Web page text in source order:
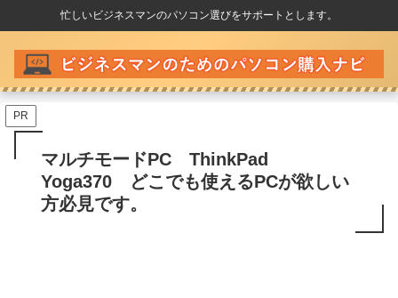
忙しいビジネスマンのパソコン選びをサポートとします。
PR
マルチモードPC ThinkPad
Yoga370 どこでも使えるPCが欲しい
方必見です。